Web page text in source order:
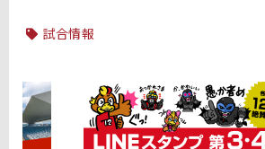
試合情報